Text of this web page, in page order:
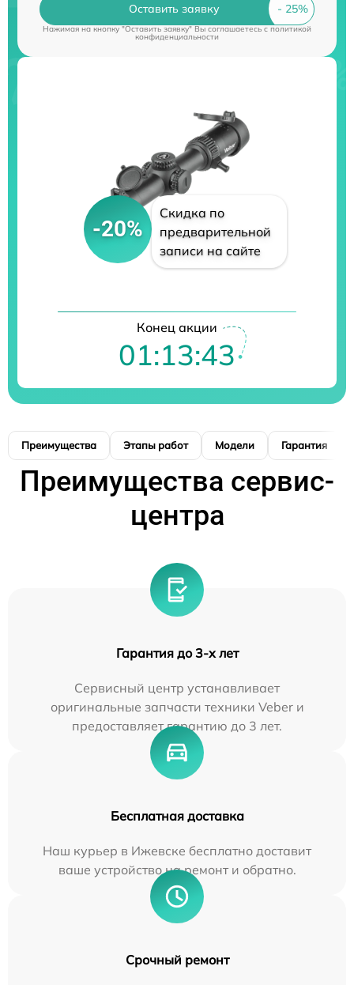
Оставить заявку
Нажимая на кнопку "Оставить заявку" Вы соглашаетесь cполитикой
конфиденциальности
-20%
Скидка по
предварительной
записи на сайте
Конец акции
01:13:42
Преимущества Этапы работ Модели Гарантия
Преимущества сервис-
центра
Гарантия до 3-х лет
Сервисный центр устанавливает
оригинальные запчасти техники Veber и
предоставляет гарантию до 3 лет.
Бесплатная доставка
Наш курьер в Ижевске бесплатно доставит
ваше устройство на ремонт и обратно.
Срочный ремонт